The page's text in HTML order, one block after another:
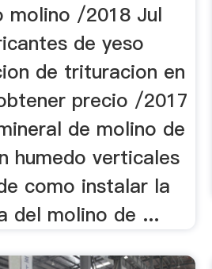
molino /2018 Jul
de yeso
de trituracion en
precio /2017
de molino de
humedo verticales
como instalar la
del molino de ...